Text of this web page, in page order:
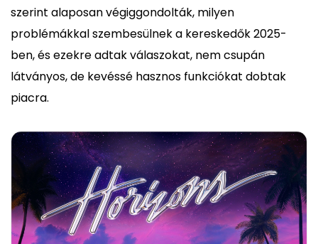
szerint alaposan végiggondolták, milyen
problémákkal szembesülnek a kereskedők 2025-
ben, és ezekre adtak válaszokat, nem csupán
látványos, de kevéssé hasznos funkciókat dobtak
piacra.